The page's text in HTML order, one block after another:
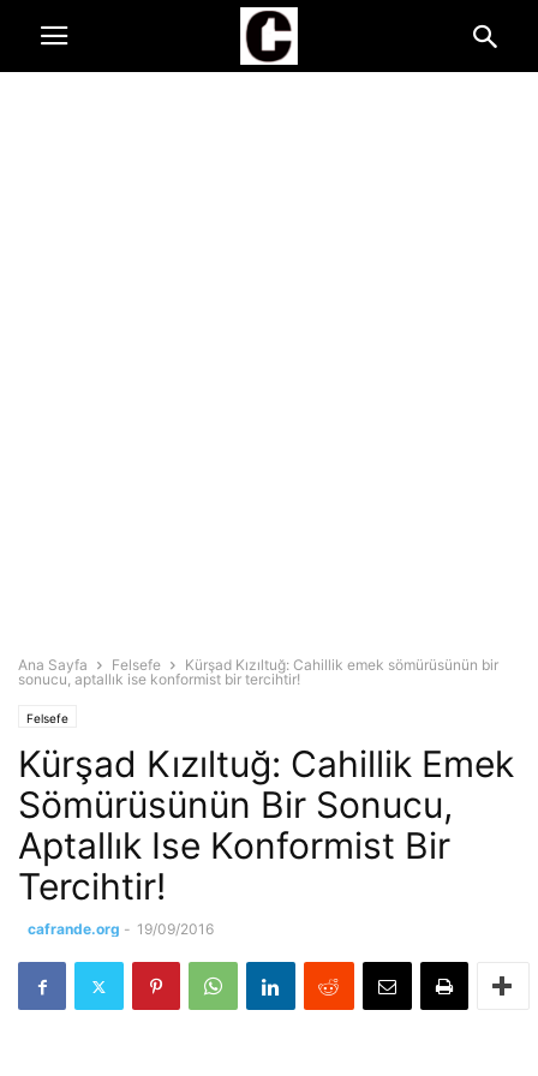
Ana Sayfa Felsefe
Kürşad Kızıltuğ: Cahillik emek sömürüsünün bir
sonucu, aptallık ise konformist bir tercihtir!
Felsefe
Kürşad Kızıltuğ: Cahillik Emek
Sömürüsünün Bir Sonucu,
Aptallık Ise Konformist Bir
Tercihtir!
cafrande.org - 19/09/2016